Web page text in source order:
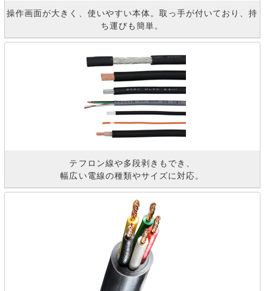
操作画面が大きく、使いやすい本体。取っ手が付いており、持
ち運びも簡単。
テフロン線や多段剥きもでき、
幅広い電線の種類やサイズに対応。